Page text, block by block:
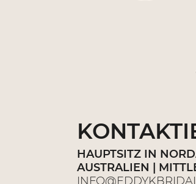
HAUPTSITZ IN
AUSTRALIEN |